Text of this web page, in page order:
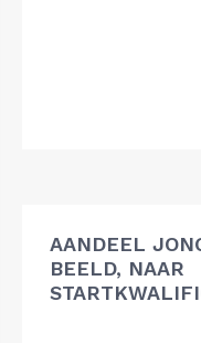
AANDEEL
BEELD, NAAR